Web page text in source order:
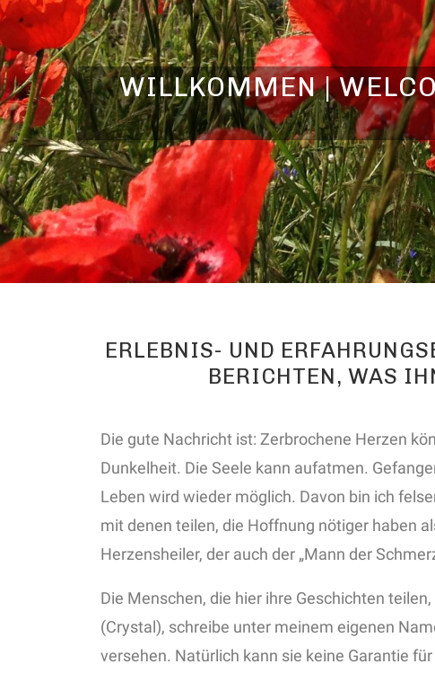
WILLKOMMEN |
ERLEBNIS- UND
BERICHTEN, WAS
Die gute Nachricht ist: Zerbrochene Herzen
Dunkelheit. Die Seele kann aufatmen.
Leben wird wieder möglich. Davon bin ich
mit denen teilen, die Hoffnung nötiger haben
Herzensheiler, der auch der „Mann der
Die Menschen, die hier ihre Geschichten
(Crystal), schreibe unter meinem eigenen
versehen. Natürlich kann sie keine Garantie